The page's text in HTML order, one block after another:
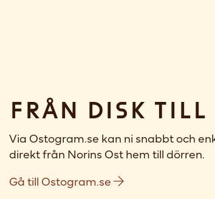
Från disk
Via Ostogram.se kan ni snabbt och
direkt från Norins Ost hem till dörren.
Gå till Ostogram.se